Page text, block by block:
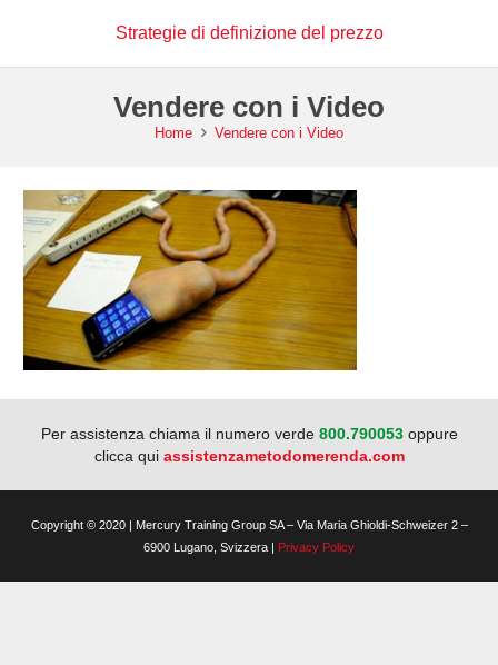
Strategie di definizione del prezzo
Vendere con i Video
Home Vendere con i Video
Per assistenza chiama il numero verde 800.790053 oppure
clicca qui assistenzametodomerenda.com
Copyright © 2020 | Mercury Training Group SA – Via Maria Ghioldi-Schweizer 2 –
6900 Lugano, Svizzera | Privacy Policy